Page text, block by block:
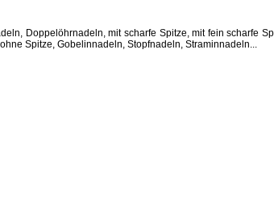
Doppelöhrnadeln, mit scharfe Spitze, mit fein scharfe
Spitze, Gobelinnadeln, Stopfnadeln, Straminnadeln...